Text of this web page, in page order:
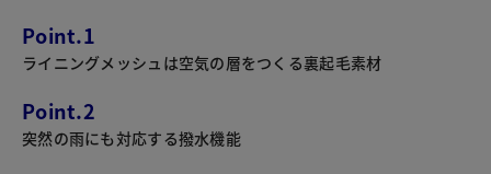
Point.1
ライニングメッシュは空気の層をつくる裏起毛素材
Point.2
突然の雨にも対応する撥水機能